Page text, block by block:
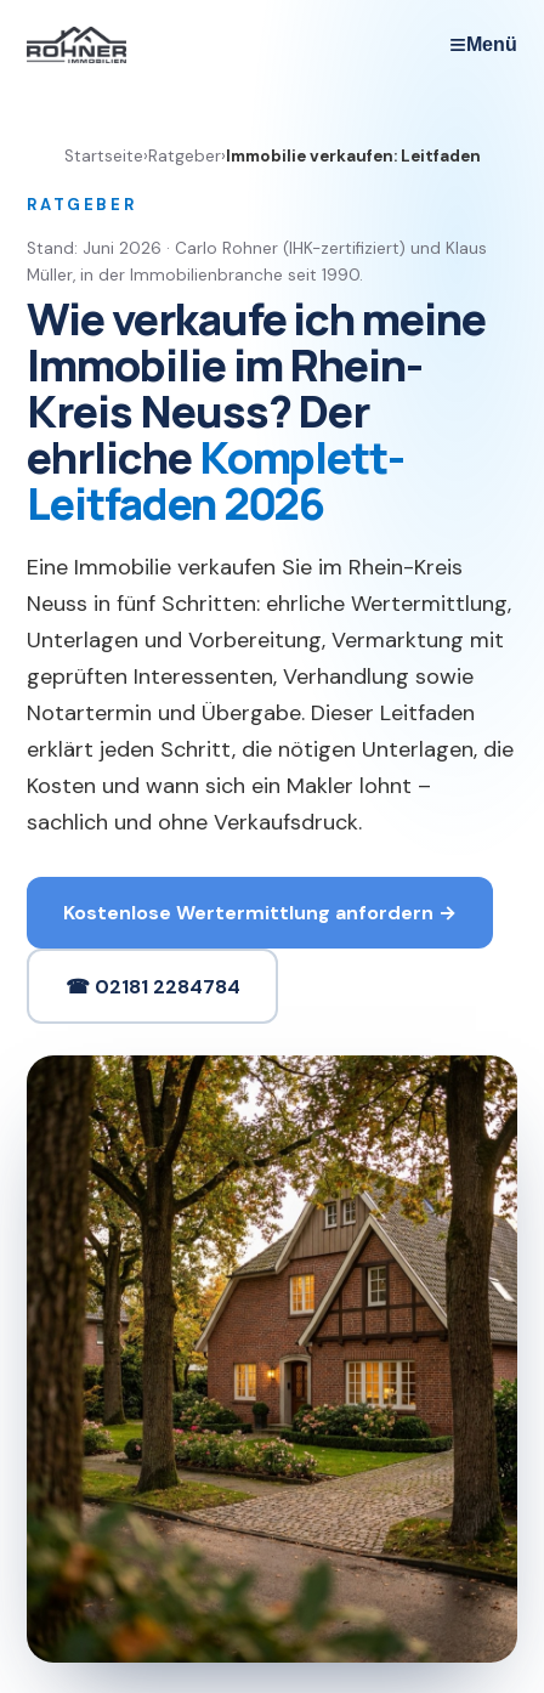
≡ Menü
Startseite›Ratgeber›Immobilie verkaufen: Leitfaden
RATGEBER
Stand: Juni 2026 · Carlo Rohner (IHK-zertifiziert) und Klaus
Müller, in der Immobilienbranche seit 1990.
Wie verkaufe ich meine
Immobilie im Rhein-
Kreis Neuss? Der
ehrlicheKomplett-
Leitfaden 2026
Eine Immobilie verkaufen Sie im Rhein-Kreis
Neuss in fünf Schritten: ehrliche Wertermittlung,
Unterlagen und Vorbereitung, Vermarktung mit
geprüften Interessenten, Verhandlung sowie
Notartermin und Übergabe. Dieser Leitfaden
erklärt jeden Schritt, die nötigen Unterlagen, die
Kosten und wann sich ein Makler lohnt –
sachlich und ohne Verkaufsdruck.
Kostenlose Wertermittlung anfordern →
☎ 02181 2284784